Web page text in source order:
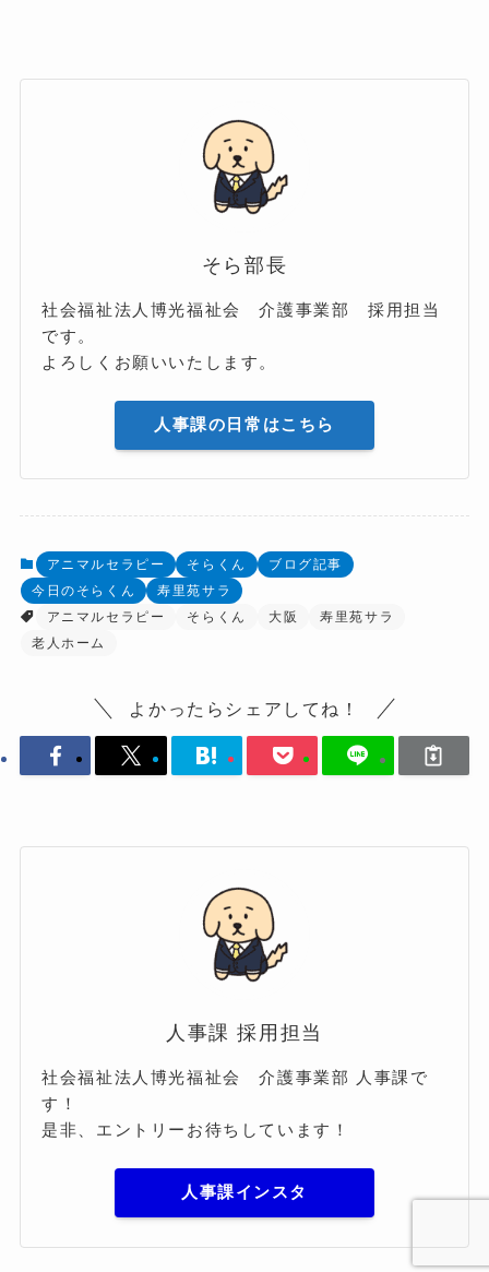
そら部長
社会福祉法人博光福祉会 介護事業部 採用担当
です。
よろしくお願いいたします。
人事課の日常はこちら
アニマルセラピー そらくん
ブログ記事
今日のそらくん
寿里苑サラ
アニマルセラピー
そらくん 大阪
寿里苑サラ
老人ホーム
よかったらシェアしてね！
人事課 採用担当
社会福祉法人博光福祉会 介護事業部 人事課で
す！
是非、エントリーお待ちしています！
人事課インスタ